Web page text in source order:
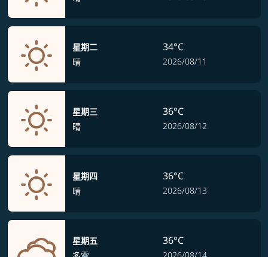
星期二
晴
34°C
2026/08/11
星期三
晴
36°C
2026/08/12
星期四
晴
36°C
2026/08/13
星期五
36°C